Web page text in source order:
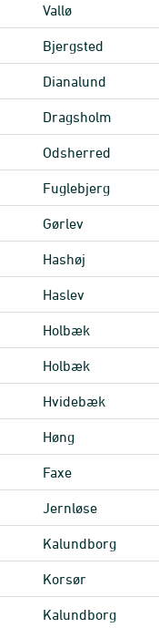
Vallø
Bjergsted
Dianalund
Dragsholm
Odsherred
Fuglebjerg
Gørlev
Hashøj
Haslev
Holbæk
Holbæk
Hvidebæk
Høng
Faxe
Jernløse
Kalundborg
Korsør
Kalundborg